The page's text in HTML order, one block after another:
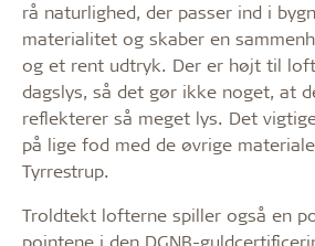
rå naturlighed, der passer ind i
materialitet og skaber en
og et rent udtryk. Der er højt til
dagslys, så det gør ikke noget, at
reflekterer så meget lys. Det
på lige fod med de øvrige
Tyrrestrup.
Troldtekt lofterne spiller også en
pointene i den DGNB-